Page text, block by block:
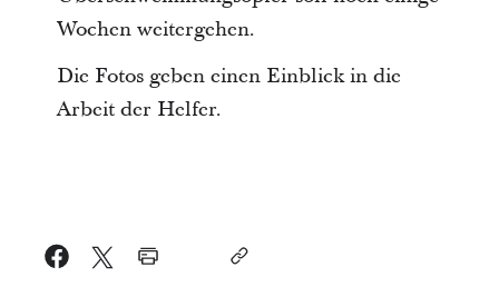
Wochen weitergehen.
Die Fotos geben einen Einblick in die
Arbeit der Helfer.